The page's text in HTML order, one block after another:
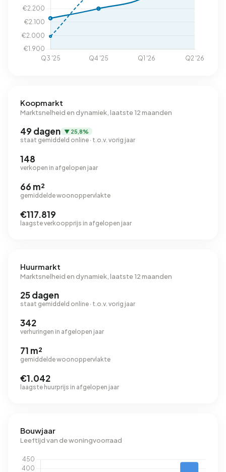
Koopmarkt
Marktsnelheid en dynamiek, laatste 12 maanden
49 dagen ▼ 25,8%
staat gemiddeld online · t.o.v. vorig jaar
148
verkopen in afgelopen jaar
66 m²
gemiddelde woonoppervlakte
€117.819
laagste verkoopprijs in afgelopen jaar
Huurmarkt
Marktsnelheid en dynamiek, laatste 12 maanden
25 dagen
staat gemiddeld online · t.o.v. vorig jaar
342
verhuringen in afgelopen jaar
71 m²
gemiddelde woonoppervlakte
€1.042
laagste huurprijs in afgelopen jaar
Bouwjaar
Leeftijd van de woningvoorraad